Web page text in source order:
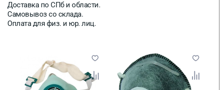
Доставка по СПб и области.
Самовывоз со склада.
Оплата для физ. и юр. лиц.